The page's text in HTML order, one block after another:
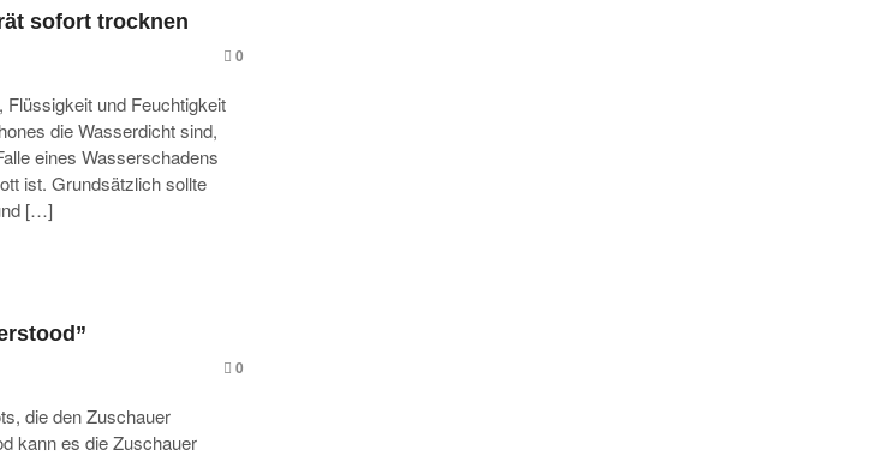
sofort trocknen
0
und Feuchtigkeit
die Wasserdicht sind,
eines Wasserschadens
ist. Grundsätzlich sollte
[…]
0
die den Zuschauer
kann es die Zuschauer